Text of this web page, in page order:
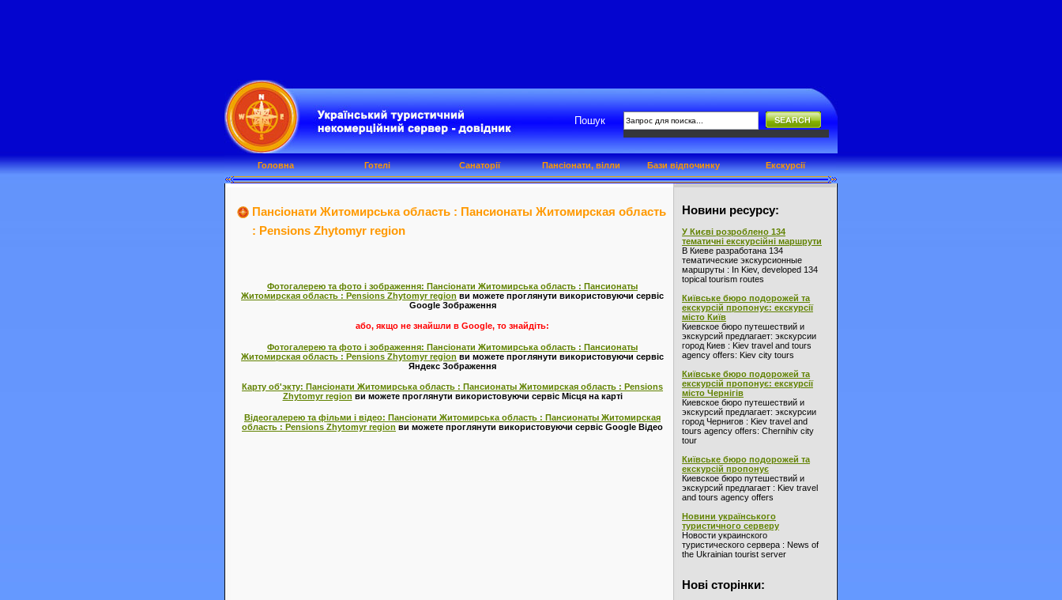
Новини ресурсу:
У Києві розроблено 134
тематичні екскурсійні маршрути
В Киеве разработана 134
тематические экскурсионные
маршруты : In Kiev, developed 134
topical tourism routes
Київське бюро подорожей та
екскурсій пропонує: екскурсії
місто Київ
Киевское бюро путешествий и
экскурсий предлагает: экскурсии
город Киев : Kiev travel and tours
agency offers: Kiev city tours
Київське бюро подорожей та
екскурсій пропонує: екскурсії
місто Чернігів
Киевское бюро путешествий и
экскурсий предлагает: экскурсии
город Чернигов : Kiev travel and
tours agency offers: Chernihiv city
tour
Київське бюро подорожей та
екскурсій пропонує
Киевское бюро путешествий и
экскурсий предлагает : Kiev travel
and tours agency offers
Новини українського
туристичного серверу
Новости украинского
туристического сервера : News of
the Ukrainian tourist server
Нові сторінки:
Пансіонати Житомирська область : Пансионаты Житомирская область
: Pensions Zhytomyr region
Фотогалерею та фото і зображення: Пансіонати Житомирська область : Пансионаты
Житомирская область : Pensions Zhytomyr region ви можете проглянути використовуючи сервіс
Google Зображення
або, якщо не знайшли в Google, то знайдіть:
Фотогалерею та фото і зображення: Пансіонати Житомирська область : Пансионаты
Житомирская область : Pensions Zhytomyr region ви можете проглянути використовуючи сервіс
Яндекс Зображення
Карту об'экту: Пансіонати Житомирська область : Пансионаты Житомирская область : Pensions
Zhytomyr region ви можете проглянути використовуючи сервіс Місця на карті
Відеогалерею та фільми і відео: Пансіонати Житомирська область : Пансионаты Житомирская
область : Pensions Zhytomyr region ви можете проглянути використовуючи сервіс Google Відео
Пошук
Головна Готелі Санаторії Пансіонати, вілли Бази відпочинку Екскурсії